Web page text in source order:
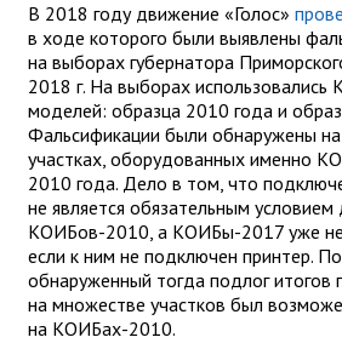
В 2018 году движение «Голос»
в ходе которого были выявлены
на выборах губернатора
2018 г. На выборах
моделей: образца 2010 года и
Фальсификации были обнаружены
участках, оборудованных именно
2010 года. Дело в том, что
не является обязательным
КОИБов-2010, а КОИБы-2017 уже не
если к ним не подключен принтер.
обнаруженный тогда подлог итогов
на множестве участков был
на КОИБах-2010.